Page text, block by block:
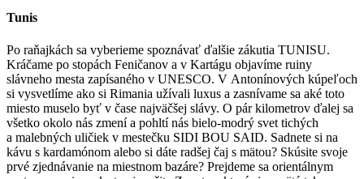
Tunis
Po raňajkách sa vyberieme spoznávať ďalšie zákutia TUNISU.
Kráčame po stopách Feničanov a v Kartágu objavíme ruiny
slávneho mesta zapísaného v UNESCO. V Antonínových kúpeľoch
si vysvetlíme ako si Rimania užívali luxus a zasnívame sa aké toto
miesto muselo byť v čase najväčšej slávy. O pár kilometrov ďalej sa
všetko okolo nás zmení a pohltí nás bielo-modrý svet tichých
a malebných uličiek v mestečku SIDI BOU SAID. Sadnete si na
kávu s kardamónom alebo si dáte radšej čaj s mätou? Skúsite svoje
prvé zjednávanie na miestnom bazáre? Prejdeme sa orientálnym